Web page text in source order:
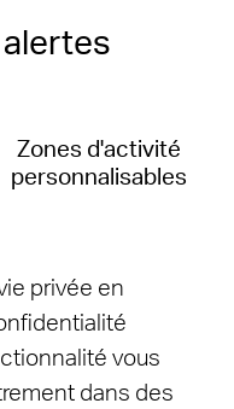
Zones d'activité
personnalisables
privée en
vous
dans des